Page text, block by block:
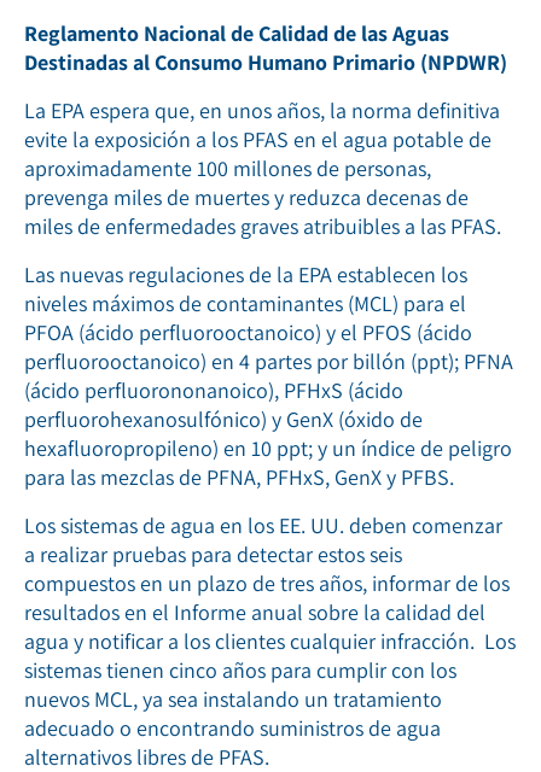
Reglamento Nacional de Calidad de las Aguas
Destinadas al Consumo Humano Primario (NPDWR)
La EPA espera que, en unos años, la norma definitiva
evite la exposición a los PFAS en el agua potable de
aproximadamente 100 millones de personas,
prevenga miles de muertes y reduzca decenas de
miles de enfermedades graves atribuibles a las PFAS.
Las nuevas regulaciones de la EPA establecen los
niveles máximos de contaminantes (MCL) para el
PFOA (ácido perfluorooctanoico) y el PFOS (ácido
perfluorooctanoico) en 4 partes por billón (ppt); PFNA
(ácido perfluorononanoico), PFHxS (ácido
perfluorohexanosulfónico) y GenX (óxido de
hexafluoropropileno) en 10 ppt; y un índice de peligro
para las mezclas de PFNA, PFHxS, GenX y PFBS.
Los sistemas de agua en los EE. UU. deben comenzar
a realizar pruebas para detectar estos seis
compuestos en un plazo de tres años, informar de los
resultados en el Informe anual sobre la calidad del
agua y notificar a los clientes cualquier infracción. Los
sistemas tienen cinco años para cumplir con los
nuevos MCL, ya sea instalando un tratamiento
adecuado o encontrando suministros de agua
alternativos libres de PFAS.